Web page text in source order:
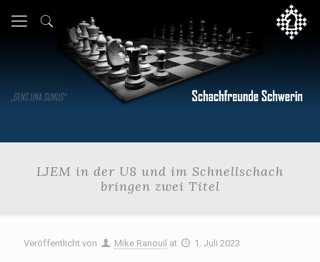
LJEM in der U8 und im Schnellschach
bringen zwei Titel
Veröffentlicht von Mike Ranouil at 1. Juli 2023